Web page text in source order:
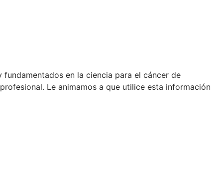
en la ciencia para el cáncer de
Le animamos a que utilice esta información